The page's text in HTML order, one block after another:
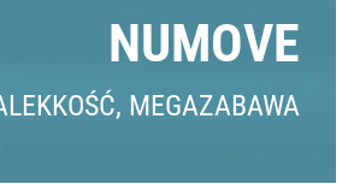
NUMOVE
MEGAZABAWA